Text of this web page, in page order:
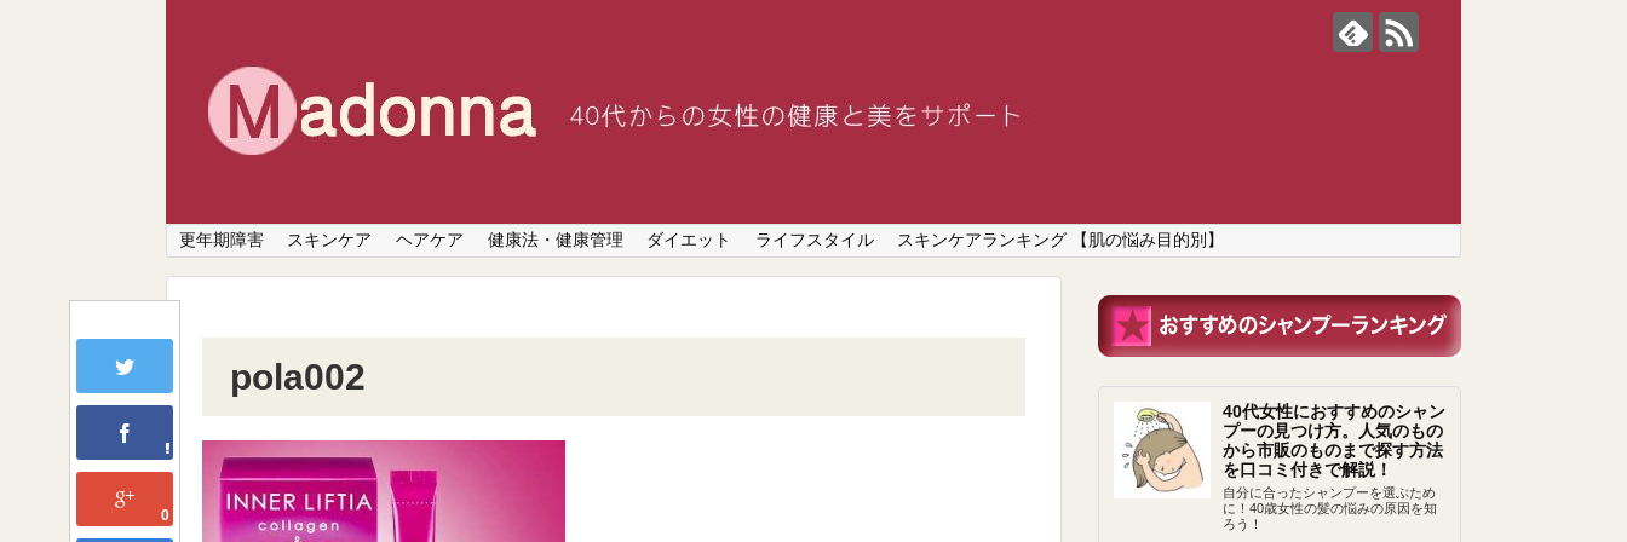
更年期障害 スキンケア ヘアケア 健康法・健康管理 ダイエット ライフスタイル スキンケアランキング 【肌の悩み目的別】
0
pola002
40代女性におすすめのシャン
プーの見つけ方。人気のもの
から市販のものまで探す方法
を口コミ付きで解説！
自分に合ったシャンプーを選ぶため
に！40歳女性の髪の悩みの原因を知
ろう！